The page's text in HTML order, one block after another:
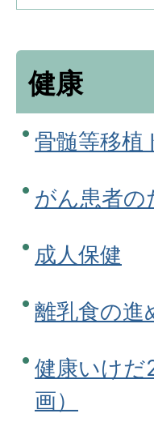
健康
骨髄等移植
がん患者
成人保健
離乳食の進
健康いけだ
画）